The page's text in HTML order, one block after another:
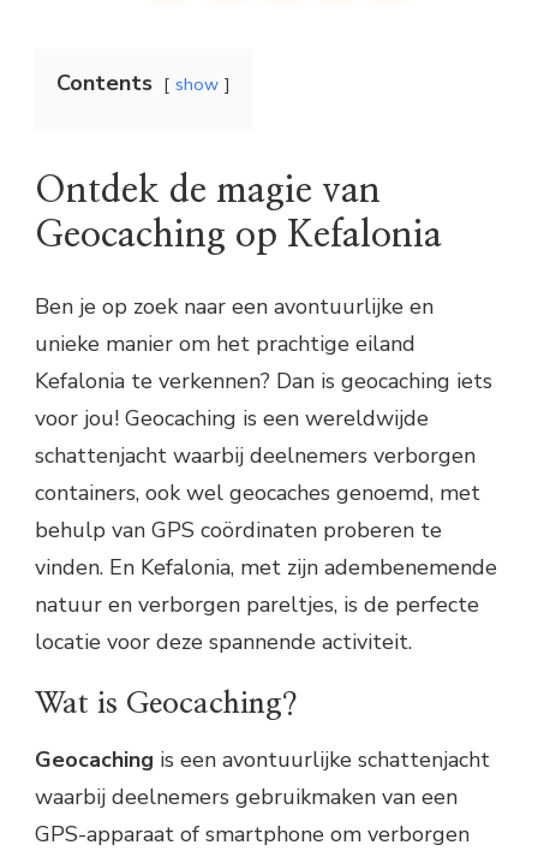
Contents show
Ontdek de magie van
Geocaching op Kefalonia
Ben je op zoek naar een avontuurlijke en
unieke manier om het prachtige eiland
Kefalonia te verkennen? Dan is geocaching iets
voor jou! Geocaching is een wereldwijde
schattenjacht waarbij deelnemers verborgen
containers, ook wel geocaches genoemd, met
behulp van GPS coördinaten proberen te
vinden. En Kefalonia, met zijn adembenemende
natuur en verborgen pareltjes, is de perfecte
locatie voor deze spannende activiteit.
Wat is Geocaching?
Geocaching is een avontuurlijke schattenjacht
waarbij deelnemers gebruikmaken van een
GPS-apparaat of smartphone om verborgen